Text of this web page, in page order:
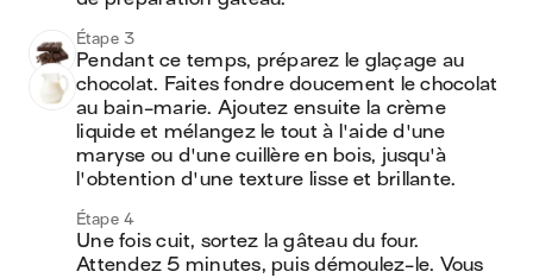
Étape 3
Pendant ce temps, préparez le glaçage au
chocolat. Faites fondre doucement le chocolat
au bain-marie. Ajoutez ensuite la crème
liquide et mélangez le tout à l'aide d'une
maryse ou d'une cuillère en bois, jusqu'à
l'obtention d'une texture lisse et brillante.
Étape 4
Une fois cuit, sortez la gâteau du four.
Attendez 5 minutes, puis démoulez-le. Vous